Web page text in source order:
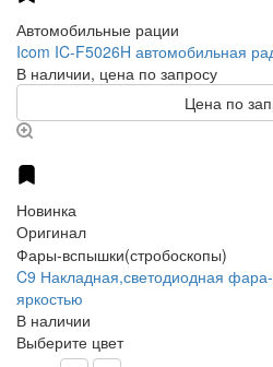
Автомобильные рации
Icom IC-F5026H автомобильная
В наличии, цена по запросу
Цена по
Новинка
Оригинал
Фары-вспышки(стробоскопы)
C9 Накладная,светодиодная
яркостью
В наличии
Выберите цвет